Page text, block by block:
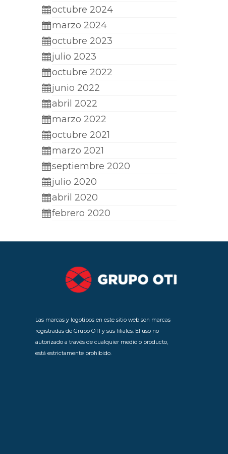
octubre 2024
marzo 2024
octubre 2023
julio 2023
octubre 2022
junio 2022
abril 2022
marzo 2022
octubre 2021
marzo 2021
septiembre 2020
julio 2020
abril 2020
febrero 2020
Las marcas y logotipos en este sitio web son marcas
registradas de Grupo OTI y sus filiales. El uso no
autorizado a través de cualquier medio o producto,
está estrictamente prohibido.